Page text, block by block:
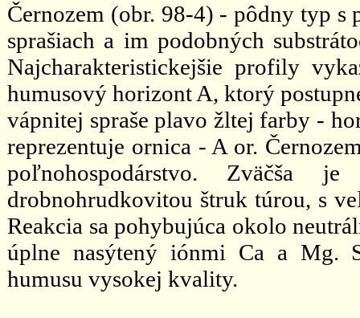
Černozem (obr. 98-4) - pôdny typ
sprašiach a im podobných
Najcharakteristickejšie profily
humusový horizont A, ktorý
vápnitej spraše plavo žltej farby -
reprezentuje ornica - A or.
poľnohospodárstvo. Zväčša
drobnohrudkovitou štruk túrou, s
Reakcia sa pohybujúca okolo
úplne nasýtený iónmi Ca a Mg.
humusu vysokej kvality.